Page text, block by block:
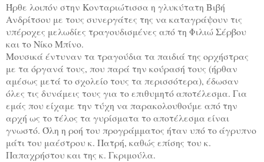
Ήρθε λοιπόν στην Κονταριώτισσα η γλυκύτατη Βιβή
Ανδρίτσου με τους συνεργάτες της να καταγράψουν τις
υπέροχες μελωδίες τραγουδισμένες από τη Φιλιώ Σέρβου
και το Νίκο Μπίνο.
Μουσικά έντυναν τα τραγούδια τα παιδιά της ορχήστρας
με τα όργανά τους, που παρά την κούρασή τους (ήρθαν
αμέσως μετά το σχολείο τους τα περισσότερα), έδωσαν
όλες τις δυνάμεις τους για το επιθυμητό αποτέλεσμα. Για
εμάς που είχαμε την τύχη να παρακολουθούμε από την
αρχή ως το τέλος τα γυρίσματα το αποτέλεσμα είναι
γνωστό. Όλη η ροή του προγράμματος ήταν υπό το άγρυπνο
μάτι του μαέστρου κ. Πατρή, καθώς επίσης του κ.
Παπαχρήστου και της κ. Γκριμούλα.